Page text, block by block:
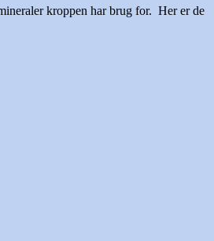
kroppen har brug for. Her er de